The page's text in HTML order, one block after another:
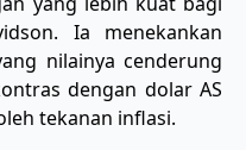
Ia menekankan
nilainya cenderung
dengan dolar AS
tekanan inflasi.